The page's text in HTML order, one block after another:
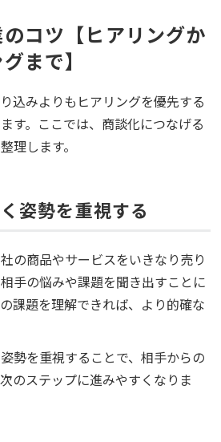
コツ【ヒアリングか
まで】
込みよりもヒアリングを優先する
す。ここでは、商談化につなげる
理します。
姿勢を重視する
の商品やサービスをいきなり売り
手の悩みや課題を聞き出すことに
課題を理解できれば、より的確な
勢を重視することで、相手からの
のステップに進みやすくなりま